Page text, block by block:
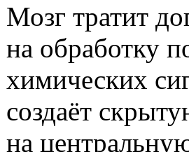
Мозг тратит
на обработку
химических
создаёт
на